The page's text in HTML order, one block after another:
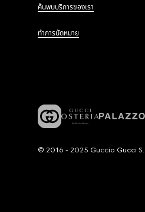
ค้นพบบริการของเรา
ทำการนัดหมาย
© 2016 - 2025 Guccio Gucci